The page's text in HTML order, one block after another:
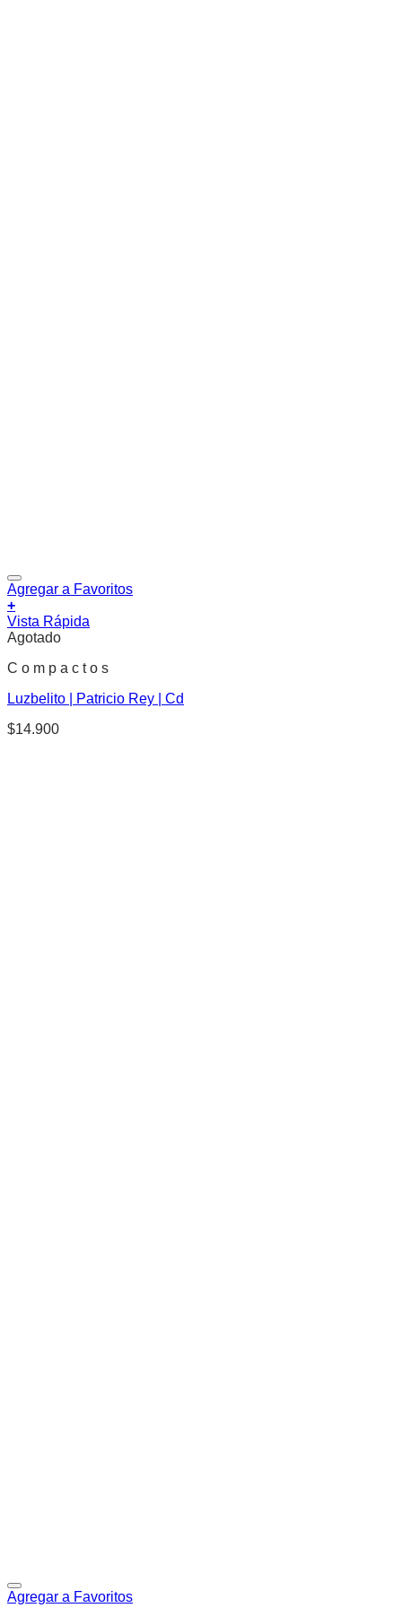
Agregar a Favoritos
+
Vista Rápida
Agotado
C o m p a c t o s
Luzbelito | Patricio Rey | Cd
$14.900
Agregar a Favoritos